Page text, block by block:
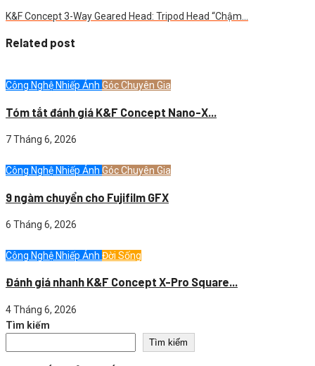
K&F Concept 3-Way Geared Head: Tripod Head “Chậm…
Related post
Công Nghệ Nhiếp Ảnh Góc Chuyên Gia
Tóm tắt đánh giá K&F Concept Nano-X...
7 Tháng 6, 2026
Công Nghệ Nhiếp Ảnh Góc Chuyên Gia
9 ngàm chuyển cho Fujifilm GFX
6 Tháng 6, 2026
Công Nghệ Nhiếp Ảnh Đời Sống
Đánh giá nhanh K&F Concept X-Pro Square...
4 Tháng 6, 2026
Tìm kiếm
Tìm kiếm